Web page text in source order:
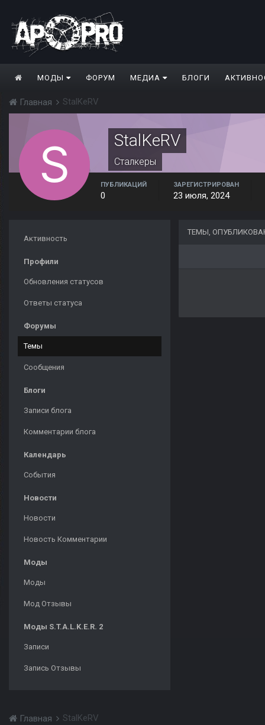
МОДЫ ФОРУМ МЕДИА БЛОГИ
Главная StalKeRV
StalKeRV
Сталкеры
ПУБЛИКАЦИЙ
0
ЗАРЕГИСТРИРОВАН
23 июля, 2024
Активность
Профили
Обновления статусов
Ответы статуса
Форумы
Темы
Сообщения
Блоги
Записи блога
Комментарии блога
Календарь
События
Новости
Новости
Новость Комментарии
Моды
Моды
Мод Отзывы
Моды S.T.A.L.K.E.R. 2
Записи
Запись Отзывы
ТЕМЫ,
Главная StalKeRV